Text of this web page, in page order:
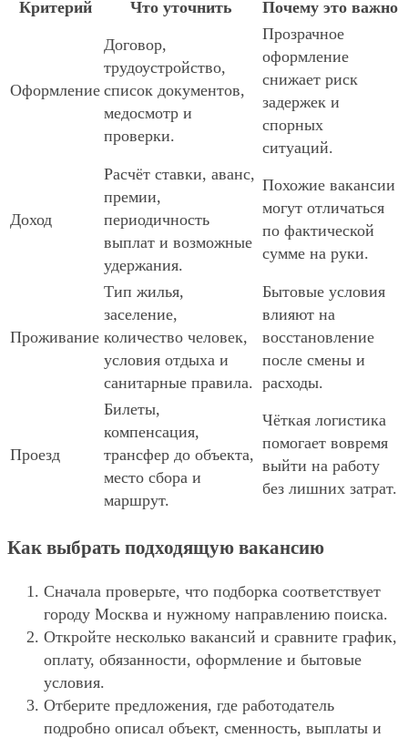
Критерий Что уточнить Почему это важно
Оформление
Договор,
трудоустройство,
список документов,
медосмотр и
проверки.
Прозрачное
оформление
снижает риск
задержек и
спорных
ситуаций.
Доход
Расчёт ставки, аванс,
премии,
периодичность
выплат и возможные
удержания.
Похожие вакансии
могут отличаться
по фактической
сумме на руки.
Проживание
Тип жилья,
заселение,
количество человек,
условия отдыха и
санитарные правила.
Бытовые условия
влияют на
восстановление
после смены и
расходы.
Проезд
Билеты,
компенсация,
трансфер до объекта,
место сбора и
маршрут.
Чёткая логистика
помогает вовремя
выйти на работу
без лишних затрат.
Как выбрать подходящую вакансию
Сначала проверьте, что подборка соответствует
городу Москва и нужному направлению поиска.
Откройте несколько вакансий и сравните график,
оплату, обязанности, оформление и бытовые
условия.
Отберите предложения, где работодатель
подробно описал объект, сменность, выплаты и